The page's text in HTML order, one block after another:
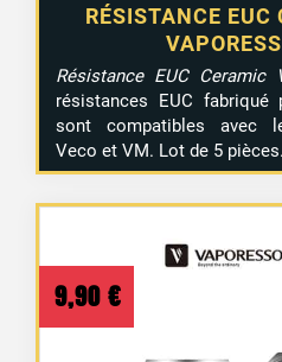
RÉSISTANCE EUC
Résistance EUC Ceramic
résistances EUC fabriqué
sont compatibles avec
Veco et VM. Lot de 5 pièces.
9,90 €